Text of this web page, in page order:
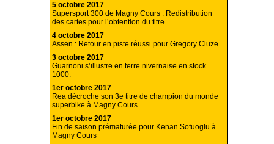
5 octobre 2017
Supersport 300 de Magny Cours : Redistribution
des cartes pour l’obtention du titre.
4 octobre 2017
Assen : Retour en piste réussi pour Gregory Cluze
3 octobre 2017
Guarnoni s’illustre en terre nivernaise en stock
1000.
1er octobre 2017
Rea décroche son 3e titre de champion du monde
superbike à Magny Cours
1er octobre 2017
Fin de saison prématurée pour Kenan Sofuoglu à
Magny Cours